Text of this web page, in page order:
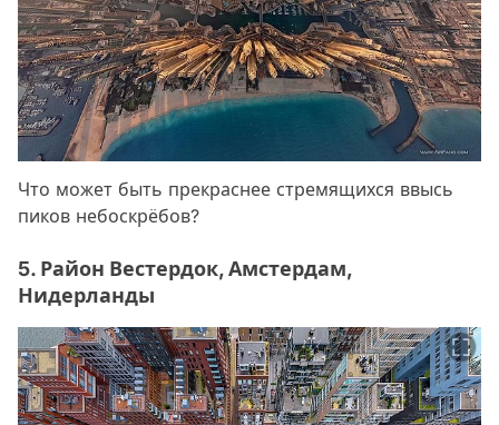
Что может быть прекраснее стремящихся ввысь
пиков небоскрёбов?
5. Район Вестердок, Амстердам,
Нидерланды